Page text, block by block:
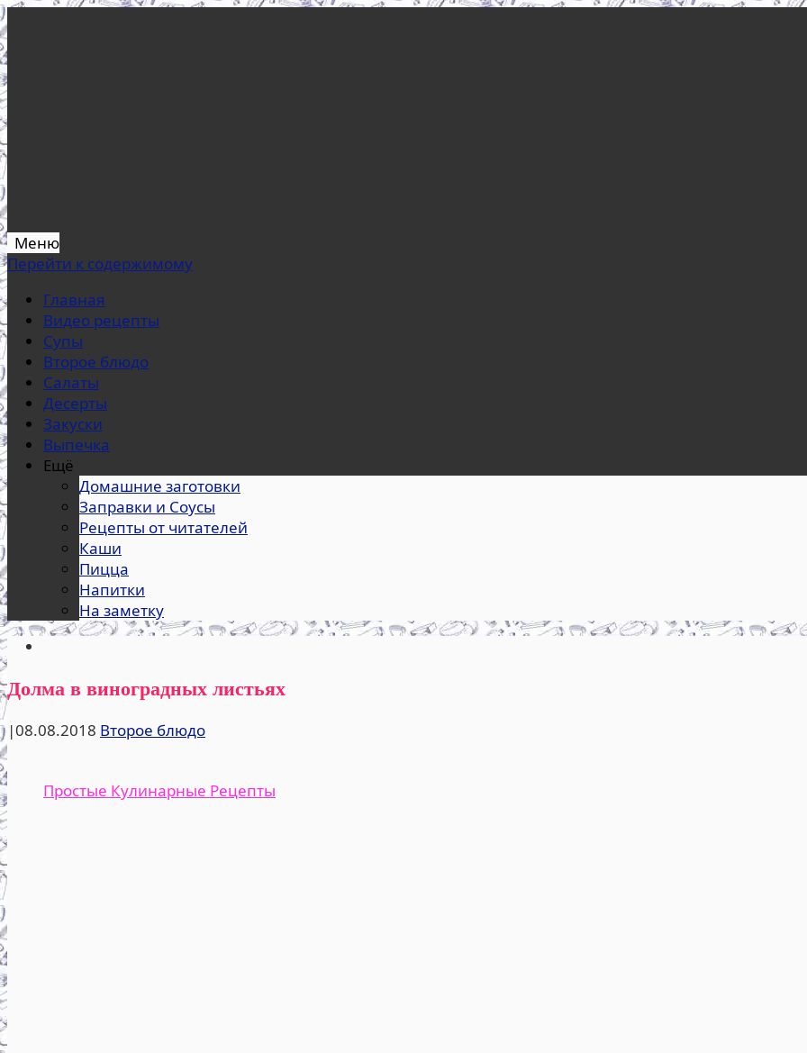
Простые Кулинарные Рецепты
Меню
Перейти к содержимому
Главная
Видео рецепты
Супы
Второе блюдо
Салаты
Десерты
Закуски
Выпечка
Ещё
Домашние заготовки
Заправки и Соусы
Рецепты от читателей
Каши
Пицца
Напитки
На заметку
Долма в виноградных листьях
|08.08.2018 Второе блюдо